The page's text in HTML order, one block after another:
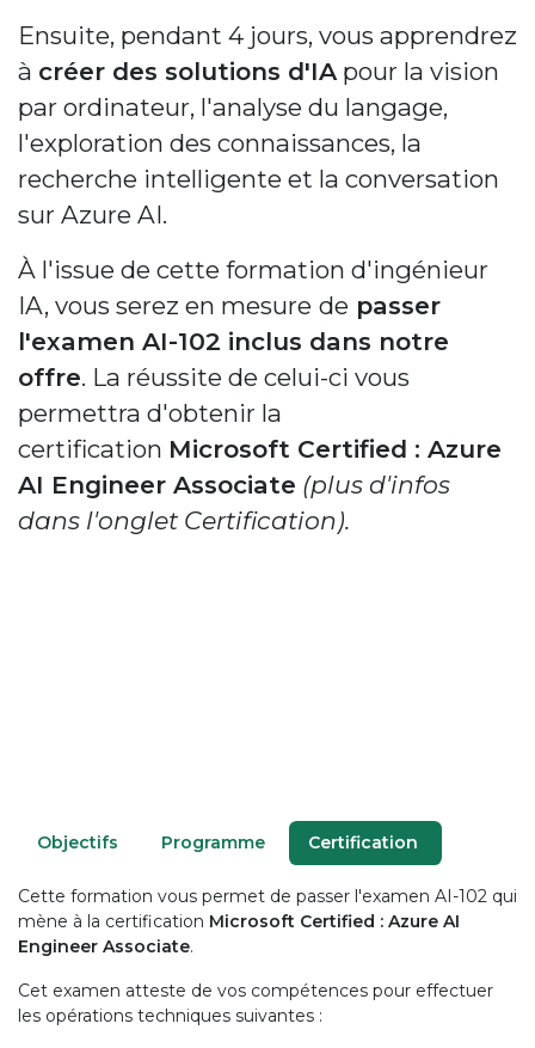
Ensuite, pendant 4 jours, vous apprendrez
à créer des solutions d'IApour la vision
par ordinateur, l'analyse du langage,
l'exploration des connaissances, la
recherche intelligente et la conversation
sur Azure AI.
À l'issue de cette formation d'ingénieur
IA, vous serez en mesure de passer
l'examen AI-102 inclus dans notre
offre. La réussite de celui-ci vous
permettra d'obtenir la
certification Microsoft Certified : Azure
AI Engineer Associate (plus d'infos
dans l'onglet Certification).
O​bjectifs P​rogramme Certification
Cette formation vous permet de passer l'examen AI-102 qui
mène à la certification Microsoft Certified : Azure AI
Engineer Associate.
Cet examen atteste de vos compétences pour effectuer
les opérations techniques suivantes :